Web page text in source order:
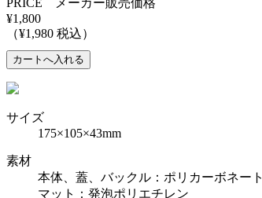
¥1,800
（¥1,980 税込）
サイズ
175×105×43mm
素材
本体、蓋、バックル：ポリカーボネート
マット：発泡ポリエチレン